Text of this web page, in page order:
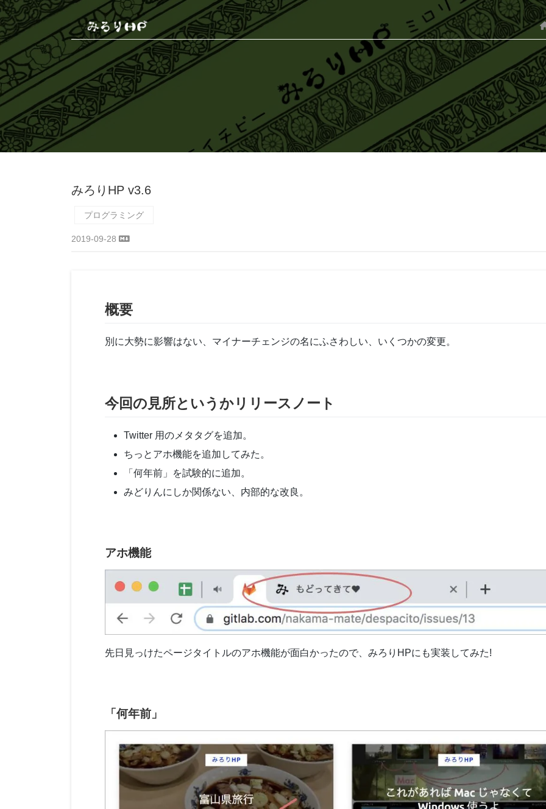
みろりHP v3.6
プログラミング
2019-09-28
概要
別に大勢に影響はない、マイナーチェンジの名にふさわしい、いくつかの変更。
今回の見所というかリリースノート
Twitter 用のメタタグを追加。
ちっとアホ機能を追加してみた。
「何年前」を試験的に追加。
みどりんにしか関係ない、内部的な改良。
アホ機能
先日見っけたページタイトルのアホ機能が面白かったので、みろりHPにも実装してみた!
「何年前」